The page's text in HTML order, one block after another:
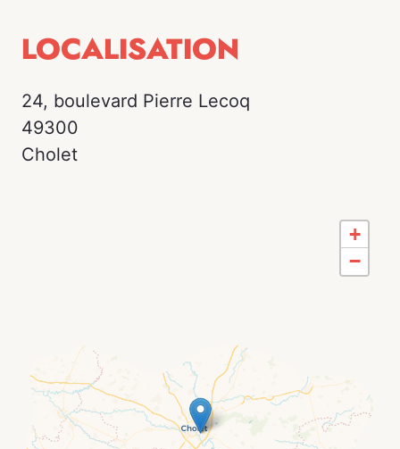
LOCALISATION
24, boulevard Pierre Lecoq
49300
Cholet
+
−